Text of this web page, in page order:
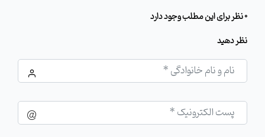
0 نظر برای این مطلب وجود دارد
نظر دهید